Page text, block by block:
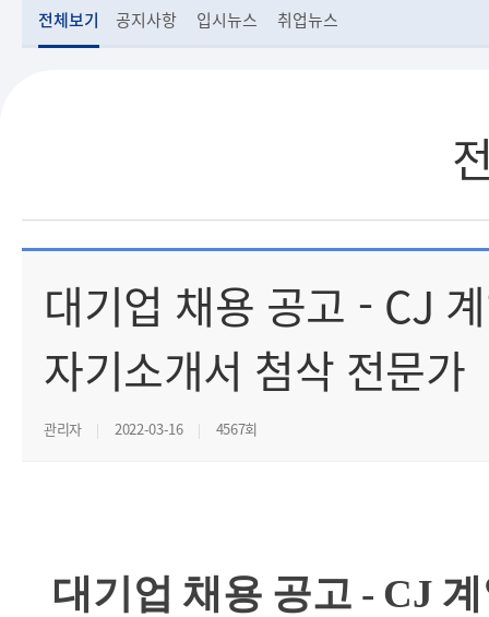
전체보기 공지사항 입시뉴스 취업뉴스
대기업 채용 공고 - CJ
자기소개서 첨삭 전문가
관리자 2022-03-16 4567회
대기업 채용 공고 - CJ